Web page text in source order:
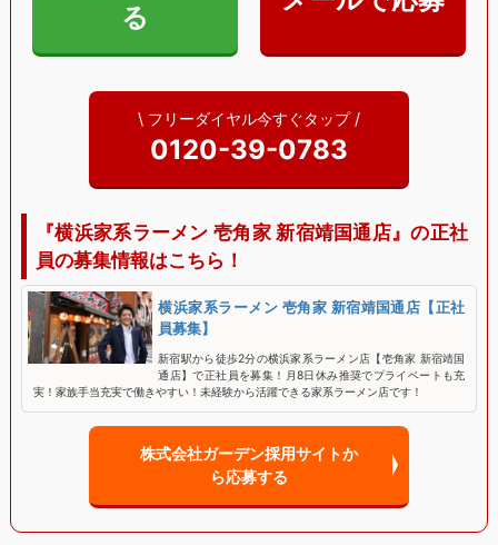
る
\ フリーダイヤル今すぐタップ /
0120-39-0783
『横浜家系ラーメン 壱角家 新宿靖国通店』の正社
員の募集情報はこちら！
横浜家系ラーメン 壱角家 新宿靖国通店【正社
員募集】
新宿駅から徒歩2分の横浜家系ラーメン店【壱角家 新宿靖国
通店】で正社員を募集！月8日休み推奨でプライベートも充
実！家族手当充実で働きやすい！未経験から活躍できる家系ラーメン店です！
株式会社ガーデン採用サイトか
ら応募する